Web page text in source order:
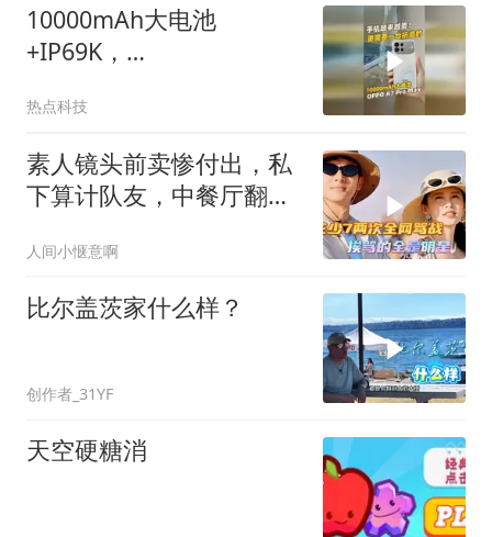
10000mAh大电池
+IP69K，
造？#oppo万级长寿大电
池
热点科技
素人镜头前卖惨付出，私
下算计队友，中餐厅翻车
人间小惬意啊
比尔盖茨家什么样？
创作者_31YF
天空硬糖消